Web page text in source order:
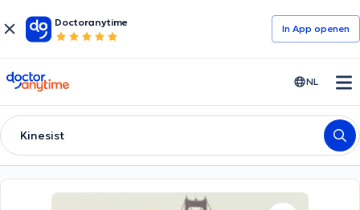
Doctoranytime
In App openen
doctoranytime NL
Kinesist